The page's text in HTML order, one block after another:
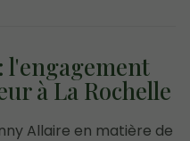
l'engagement
à La Rochelle
Allaire en matière de